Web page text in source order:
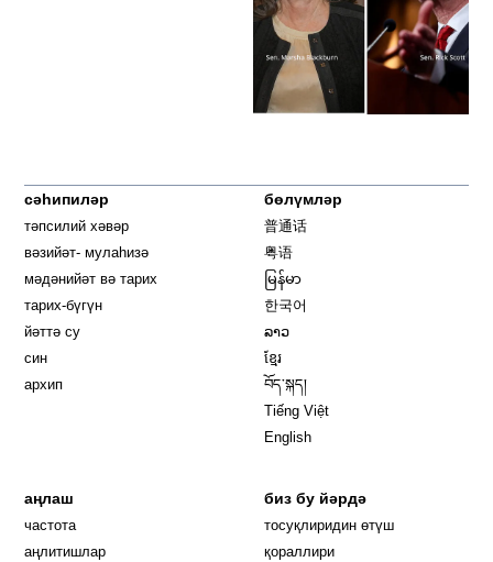
сәһипиләр
тәпсилий хәвәр
вәзийәт- мулаһизә
мәдәнийәт вә тарих
тарих-бүгүн
йәттә су
син
архип
бөлүмләр
普通话
粤语
မြန်မာ
한국어
ລາວ
ខ្មែរ
བོད་སྐད།
Tiếng Việt
English
аңлаш
частота
аңлитишлар
биз бу йәрдә
тосуқлиридин өтүш
қораллири